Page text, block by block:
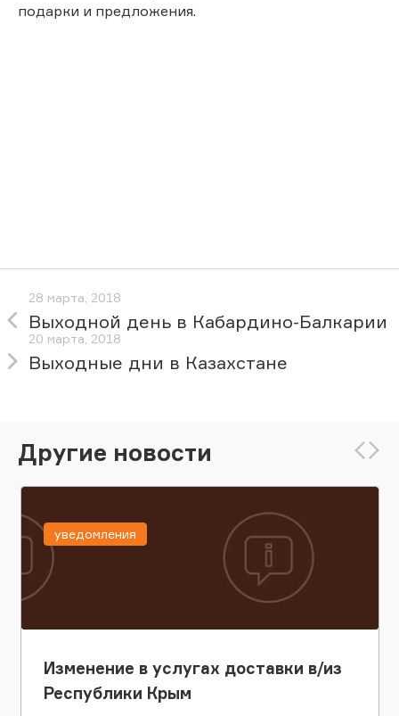
подарки и предложения.
28 марта, 2018
Выходной день в Кабардино-Балкарии
20 марта, 2018
Выходные дни в Казахстане
Другие новости
Изменение в услугах доставки в/из
Республики Крым
уведомления